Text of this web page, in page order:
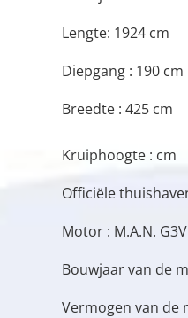
Lengte: 1924 cm
Diepgang : 190 cm
Breedte : 425 cm
Kruiphoogte : cm
Officiële
Motor : M.A.N.
Bouwjaar van de
Vermogen van de